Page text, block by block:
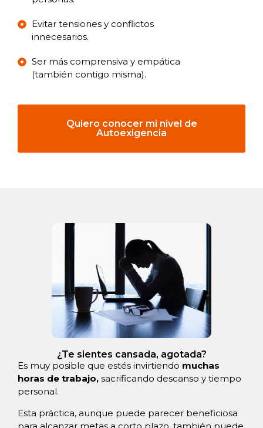
Evitar tensiones y conflictos
innecesarios.
Ser más comprensiva y empática
(también contigo misma).
Quiero conocer mi nivel de
Autoexigencia
¿Te sientes cansada, agotada?
Es muy posible que estés invirtiendo muchas
horas de trabajo, sacrificando descanso y tiempo
personal.
Esta práctica, aunque puede parecer beneficiosa